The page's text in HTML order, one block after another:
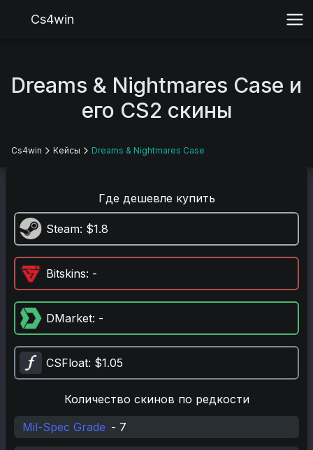
Cs4win
Dreams & Nightmares Case и
его CS2 скины
Cs4win Кейсы Dreams & Nightmares Case
Где дешевле купить
Steam: $1.8
Bitskins: -
DMarket: -
CSFloat: $1.05
Количество скинов по редкости
Mil-Spec Grade - 7